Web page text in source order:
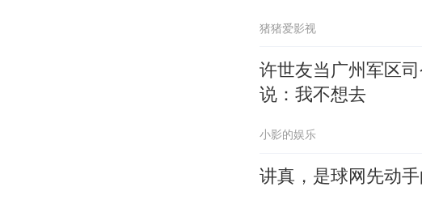
猪猪爱影视
许世友当广州军区
说：我不想去
小影的娱乐
讲真，是球网先动手